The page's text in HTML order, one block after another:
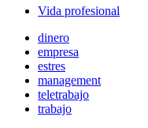
Vida profesional
dinero
empresa
estres
management
teletrabajo
trabajo